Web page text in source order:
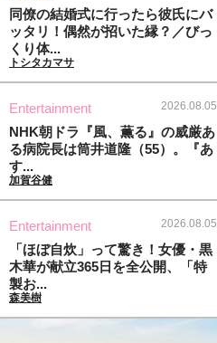
同僚の結婚式に行ったら彼氏にバ
ッタリ！偶然が招いた縁？／びっ
くり体...
トシタカマサ
Entertainment 2026.08.05
NHK朝ドラ『風、薫る』の威厳あ
る病院長は筒井道隆（55）。『あ
す...
加賀谷健
Entertainment 2026.08.05
「ほぼ自炊」って驚き！女優・黒
木華が献立365日を全公開、「特
製お...
森美樹